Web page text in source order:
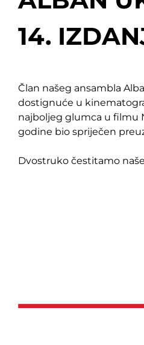
14.
Član našeg ansambla
dostignuće u
najboljeg glumca u filmu
godine bio spriječen
Dvostruko čestitamo